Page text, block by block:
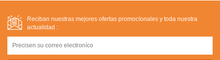
Reciban nuestras mejores ofertas promocíonales y toda nuestra
actualidad :